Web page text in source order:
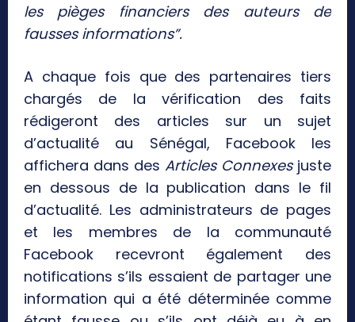
les pièges financiers des auteurs de
fausses informations”.
A chaque fois que des partenaires tiers
chargés de la vérification des faits
rédigeront des articles sur un sujet
d’actualité au Sénégal, Facebook les
affichera dans des Articles Connexesjuste
en dessous de la publication dans le fil
d’actualité. Les administrateurs de pages
et les membres de la communauté
Facebook recevront également des
notifications s’ils essaient de partager une
information qui a été déterminée comme